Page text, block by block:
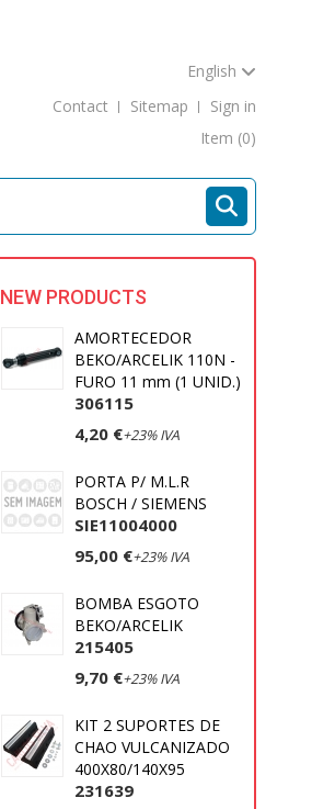
English
Sign in
Contact
Sitemap
Item (0)
NEW PRODUCTS
AMORTECEDOR
BEKO/ARCELIK 110N -
FURO 11 mm (1 UNID.)
306115
4,20 €+23% IVA
PORTA P/ M.L.R
BOSCH / SIEMENS
SIE11004000
95,00 €+23% IVA
BOMBA ESGOTO
BEKO/ARCELIK
215405
9,70 €+23% IVA
KIT 2 SUPORTES DE
CHAO VULCANIZADO
400X80/140X95
231639